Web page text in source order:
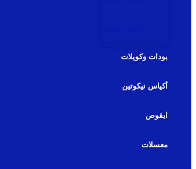
بودات وكويلات
أكياس نيكوتين
ايقوص
معسلات